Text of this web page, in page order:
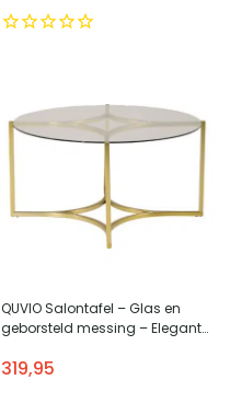
QUVIO Salontafel – Glas en
geborsteld messing – Elegant
319,95